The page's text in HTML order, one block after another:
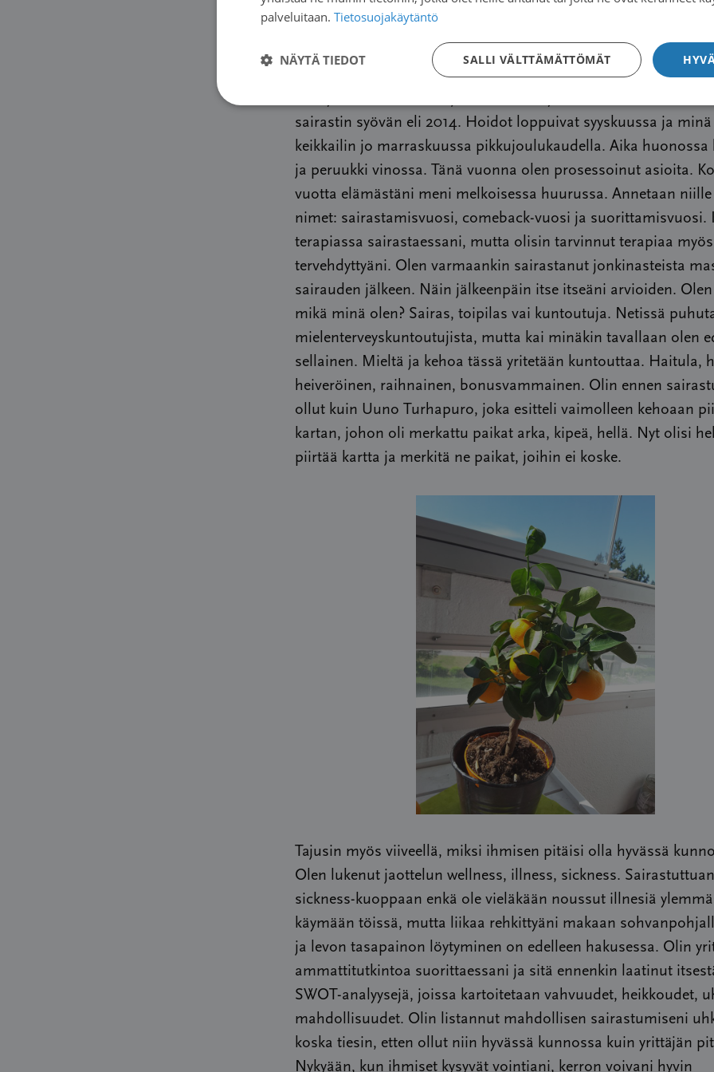
Olen stand up -koomikko ja nauratan ihmisiä työkseni
juttuja syövästä, keski-ikäisyydestä, vanhasta äidistäni ja
sairastin syövän eli 2014. Hoidot loppuivat syyskuussa ja minä
keikkailin jo marraskuussa pikkujoulukaudella. Aika huonossa
ja peruukki vinossa. Tänä vuonna olen prosessoinut asioita.
vuotta elämästäni meni melkoisessa huurussa. Annetaan niille
nimet: sairastamisvuosi, comeback-vuosi ja suorittamisvuosi.
terapiassa sairastaessani, mutta olisin tarvinnut terapiaa myös
tervehdyttyäni. Olen varmaankin sairastanut jonkinasteista
sairauden jälkeen. Näin jälkeenpäin itse itseäni arvioiden.
mikä minä olen? Sairas, toipilas vai kuntoutuja. Netissä
mielenterveyskuntoutujista, mutta kai minäkin tavallaan olen
sellainen. Mieltä ja kehoa tässä yritetään kuntouttaa. Haitula,
heiveröinen, raihnainen, bonusvammainen. Olin ennen
ollut kuin Uuno Turhapuro, joka esitteli vaimolleen kehoaan
kartan, johon oli merkattu paikat arka, kipeä, hellä. Nyt olisi
piirtää kartta ja merkitä ne paikat, joihin ei koske.
Tajusin myös viiveellä, miksi ihmisen pitäisi olla hyvässä
Olen lukenut jaottelun wellness, illness, sickness.
sickness-kuoppaan enkä ole vieläkään noussut illnesiä
käymään töissä, mutta liikaa rehkittyäni makaan
ja levon tasapainon löytyminen on edelleen hakusessa. Olin
ammattitutkintoa suorittaessani ja sitä ennenkin laatinut
SWOT-analyysejä, joissa kartoitetaan vahvuudet, heikkoudet,
mahdollisuudet. Olin listannut mahdollisen sairastumiseni
koska tiesin, etten ollut niin hyvässä kunnossa kuin yrittäjän
Nykyään, kun ihmiset kysyvät vointiani, kerron voivani hyvin
palveluitaan. Tietosuojakäytäntö
SALLI VÄLTTÄMÄTTÖMÄT
NÄYTÄ TIEDOT